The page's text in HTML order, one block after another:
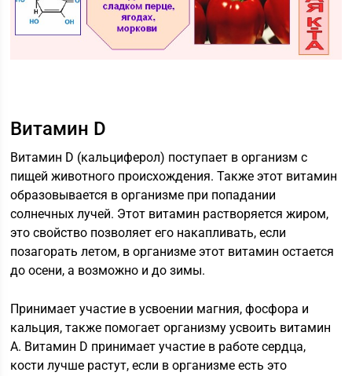
Витамин D
Витамин D (кальциферол) поступает в организм с
пищей животного происхождения. Также этот витамин
образовывается в организме при попадании
солнечных лучей. Этот витамин растворяется жиром,
это свойство позволяет его накапливать, если
позагорать летом, в организме этот витамин остается
до осени, а возможно и до зимы.
Принимает участие в усвоении магния, фосфора и
кальция, также помогает организму усвоить витамин
А. Витамин D принимает участие в работе сердца,
кости лучше растут, если в организме есть это